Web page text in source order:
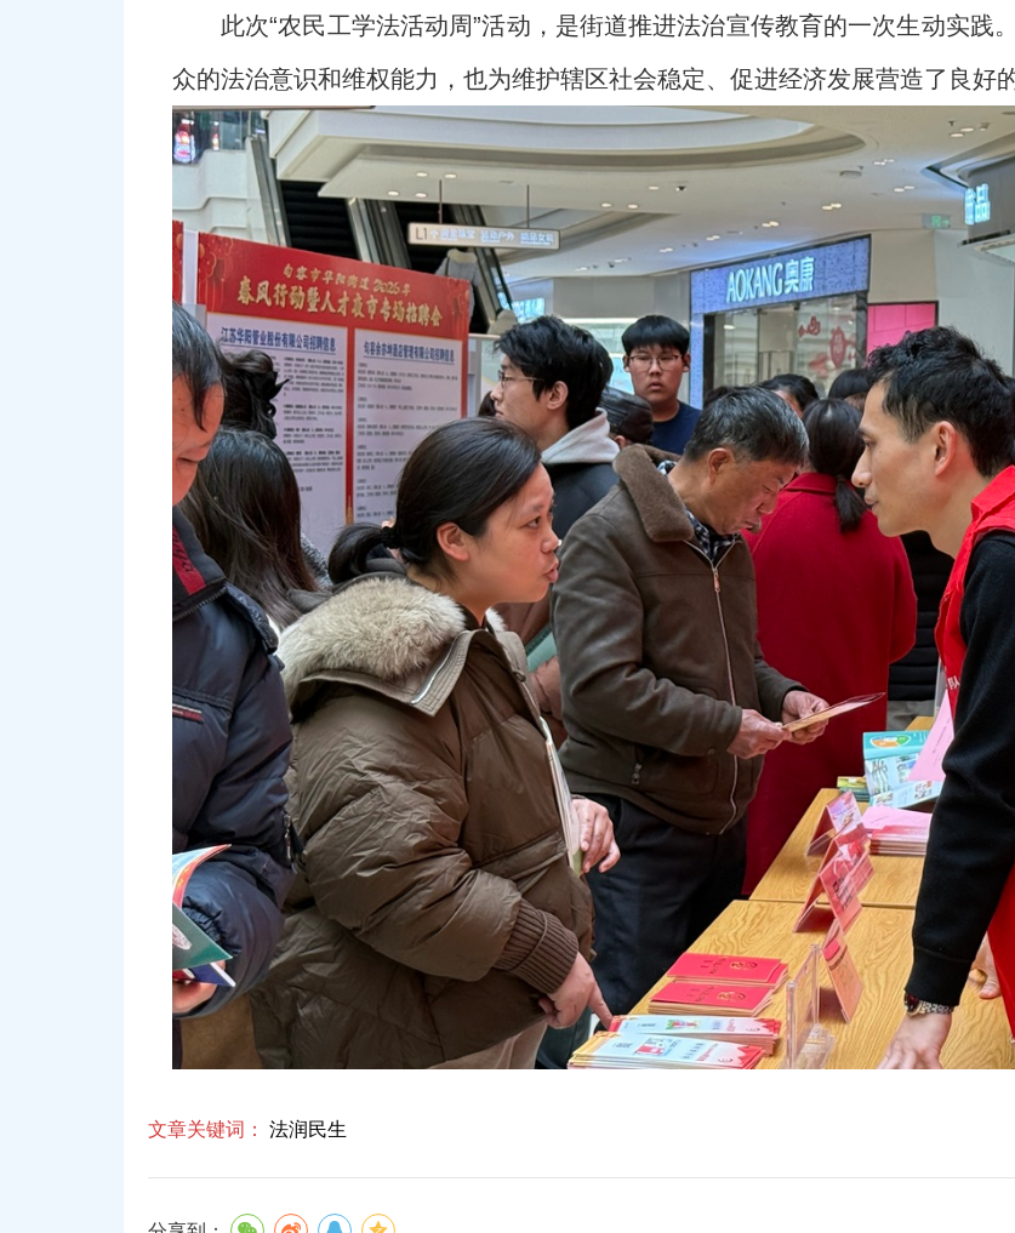
此次“农民工学法活动周”活动，是街道推进法治宣传教育的一次生动实践
众的法治意识和维权能力，也为维护辖区社会稳定、促进经济发展营造了良好
文章关键词： 法润民生